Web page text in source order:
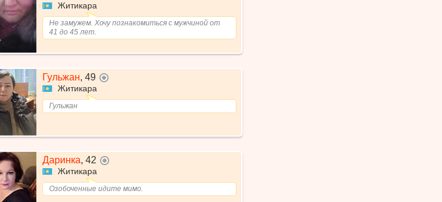
Житикара
Не замужем. Хочу познакомиться с мужчиной от
41 до 45 лет.
Гульжан, 49
Житикара
Гульжан
Даринка, 42
Житикара
Озобоченные идите мимо.